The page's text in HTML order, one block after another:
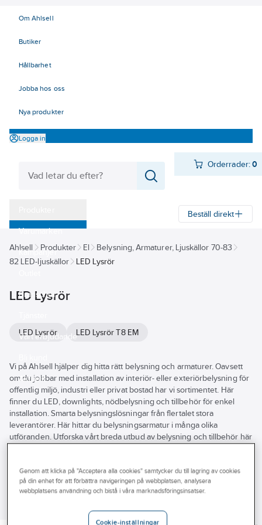
Om Ahlsell
Butiker
Hållbarhet
Jobba hos oss
Nya produkter
Logga in
Orderrader:0
Varumärken
Kampanjer
Branscher
Vårt erbjudande
Aktuellt
Beställ direkt
Ahlsell Produkter El
Belysning, Armaturer, Ljuskällor 70-83
82 LED-ljuskällor
LED Lysrör
LED Lysrör
LED Lysrör LED Lysrör T8 EM
Vi på Ahlsell hjälper dig hitta rätt belysning och armaturer. Oavsett
om du jobbar med installation av interiör- eller exteriörbelysning för
offentlig miljö, industri eller privat bostad har vi sortimentet. Här
finner du LED, downlights, nödbelysning och tillbehör för enkel
installation. Smarta belysningslösningar från flertalet stora
leverantörer. Här hittar du belysningsarmatur i många olika
utföranden. Utforska vårt breda utbud av belysning och tillbehör här
Varumärke Lagerförd
Energimärkning
REACH – Fri från Kandidatämne
alla
filter
Produkter (83)
PHILIPS
Genom att klicka på "Acceptera alla cookies" samtycker du till lagring av cookies
på din enhet för att förbättra navigeringen på webbplatsen, analysera
webbplatsens användning och bistå i våra marknadsföringsinsatser.
Cookie-inställningar